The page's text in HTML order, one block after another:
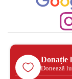
Donație
Donează